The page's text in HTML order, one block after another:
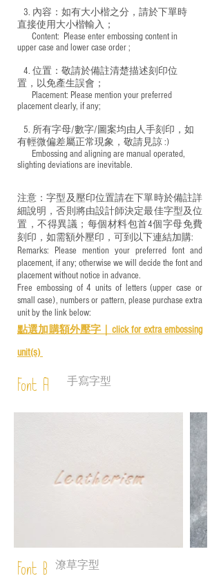
3. 內容：如有大小楷之分，請於下單時
直接使用大小楷輸入；
​ Content: Please enter embossing content in
upper case and lower case order ;
4. 位置：敬請於備註清楚描述刻印位
置，以免產生誤會；
​ Placement: Please mention your preferred
placement clearly, if any;
5. 所有字母/數字/圖案均由人手刻印，如
有輕微偏差屬正常現象，敬請見諒 :)
​ Embossing and aligning are manual operated,
slighting deviations are inevitable.
注意：字型及壓印位置請在下單時於備註詳
細說明，否則將由設計師決定最佳字型及位
置，不得異議；每個材料包首4個字母免費
刻印，如需額外壓印，可到以下連結加購:
Remarks: Please mention your preferred font and
placement, if any; otherwise we will decide the font and
placement without notice in advance.
Free embossing of 4 units of letters (upper case or
small case), numbers or pattern, please purchase extra
unit by the link below:
點選加購額外壓字｜ click for extra embossing
unit(s)
Font A 手寫字型
潦草字型